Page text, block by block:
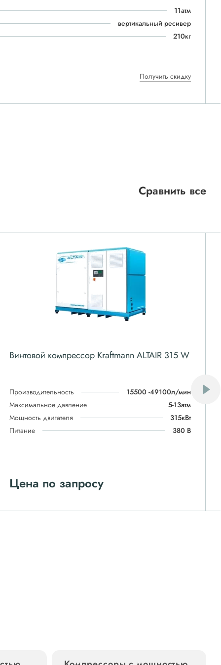
11атм
вертикальный ресивер
210кг
Получить скидку
Сравнить все
Винтовой компрессор Kraftmann ALTAIR 315 W
Производительность
15500 -49100л/мин
Максимальное давление
5-13атм
Мощность двигателя
315кВт
Питание
380 В
Цена по запросу